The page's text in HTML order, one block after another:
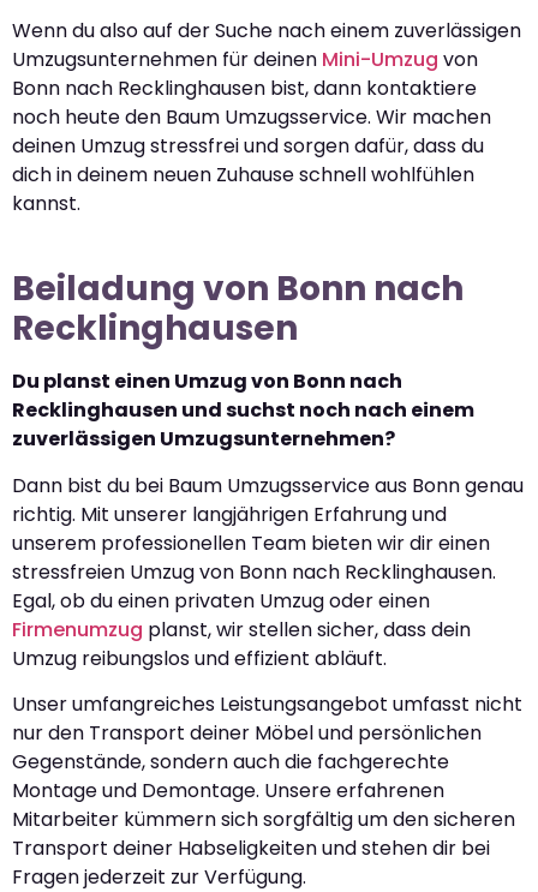
Wenn du also auf der Suche nach einem zuverlässigen
Umzugsunternehmen für deinen Mini-Umzug von
Bonn nach Recklinghausen bist, dann kontaktiere
noch heute den Baum Umzugsservice. Wir machen
deinen Umzug stressfrei und sorgen dafür, dass du
dich in deinem neuen Zuhause schnell wohlfühlen
kannst.
Beiladung von Bonn nach
Recklinghausen
Du planst einen Umzug von Bonn nach
Recklinghausen und suchst noch nach einem
zuverlässigen Umzugsunternehmen?
Dann bist du bei Baum Umzugsservice aus Bonn genau
richtig. Mit unserer langjährigen Erfahrung und
unserem professionellen Team bieten wir dir einen
stressfreien Umzug von Bonn nach Recklinghausen.
Egal, ob du einen privaten Umzug oder einen
Firmenumzug planst, wir stellen sicher, dass dein
Umzug reibungslos und effizient abläuft.
Unser umfangreiches Leistungsangebot umfasst nicht
nur den Transport deiner Möbel und persönlichen
Gegenstände, sondern auch die fachgerechte
Montage und Demontage. Unsere erfahrenen
Mitarbeiter kümmern sich sorgfältig um den sicheren
Transport deiner Habseligkeiten und stehen dir bei
Fragen jederzeit zur Verfügung.